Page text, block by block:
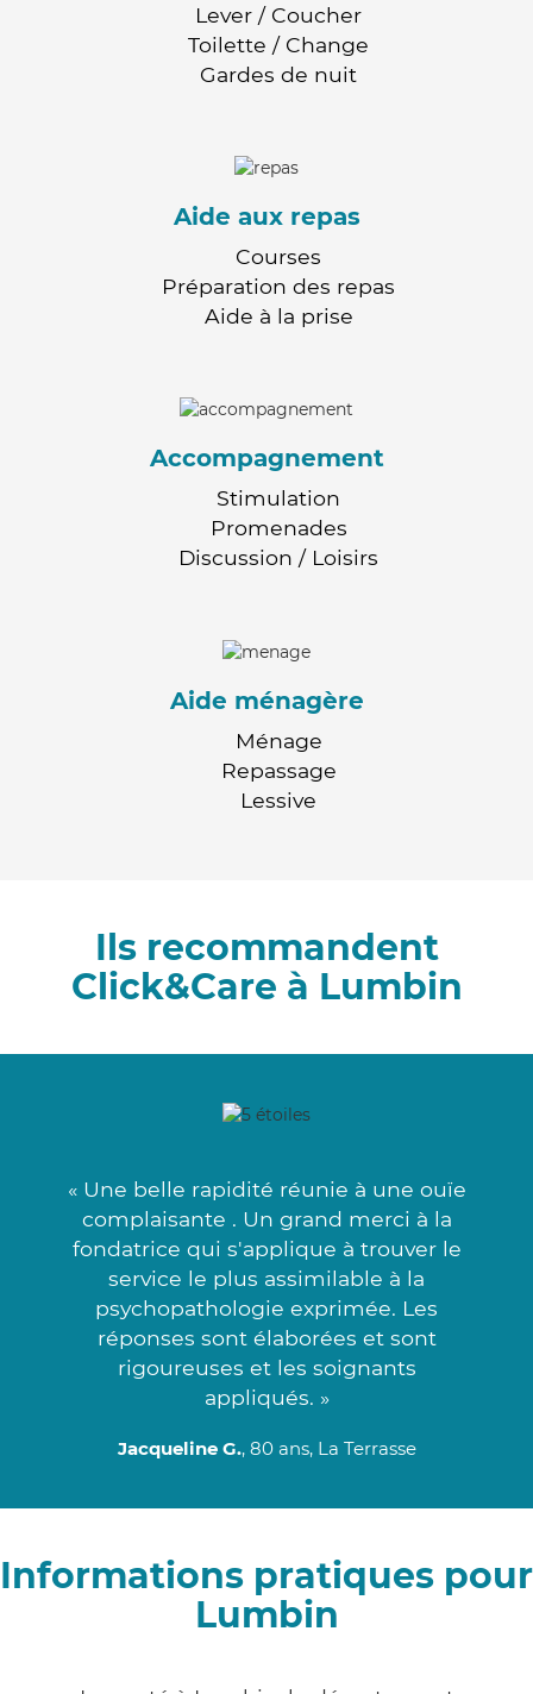
Lever / Coucher
Toilette / Change
Gardes de nuit
Aide aux repas
Courses
Préparation des repas
Aide à la prise
Accompagnement
Stimulation
Promenades
Discussion / Loisirs
Aide ménagère
Ménage
Repassage
Lessive
Ils recommandent
Click&Care à Lumbin
« Une belle rapidité réunie à une ouïe
complaisante . Un grand merci à la
fondatrice qui s'applique à trouver le
service le plus assimilable à la
psychopathologie exprimée. Les
réponses sont élaborées et sont
rigoureuses et les soignants
appliqués. »
Jacqueline G., 80 ans, La Terrasse
Informations pratiques pour
Lumbin